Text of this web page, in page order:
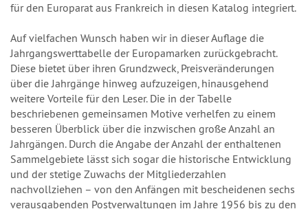
für den Europarat aus Frankreich in diesen Katalog integriert.
Auf vielfachen Wunsch haben wir in dieser Auflage die
Jahrgangswerttabelle der Europamarken zurückgebracht.
Diese bietet über ihren Grundzweck, Preisveränderungen
über die Jahrgänge hinweg aufzuzeigen, hinausgehend
weitere Vorteile für den Leser. Die in der Tabelle
beschriebenen gemeinsamen Motive verhelfen zu einem
besseren Überblick über die inzwischen große Anzahl an
Jahrgängen. Durch die Angabe der Anzahl der enthaltenen
Sammelgebiete lässt sich sogar die historische Entwicklung
und der stetige Zuwachs der Mitgliederzahlen
nachvollziehen – von den Anfängen mit bescheidenen sechs
verausgabenden Postverwaltungen im Jahre 1956 bis zu den